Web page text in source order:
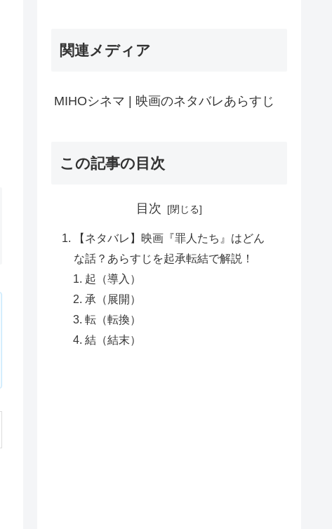
関連メディア
MIHOシネマ | 映画のネタバレあらすじ
この記事の目次
目次
【ネタバレ】映画『罪人たち』はどん
な話？あらすじを起承転結で解説！
起（導入）
承（展開）
転（転換）
結（結末）